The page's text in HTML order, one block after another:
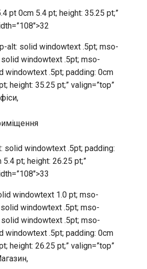
pt 0cm 5.4 pt; height: 35.25 pt;”
alt: solid windowtext .5pt; mso-
windowtext .5pt; mso-
windowtext .5pt; padding: 0cm
height: 35.25 pt;” valign=”top”
solid windowtext .5pt; padding:
pt; height: 26.25 pt;”
windowtext 1.0 pt; mso-
windowtext .5pt; mso-
windowtext .5pt; mso-
windowtext .5pt; padding: 0cm
height: 26.25 pt;” valign=”top”